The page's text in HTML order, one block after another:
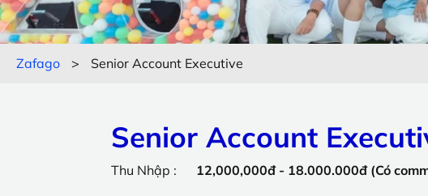
Zafago > Senior Account Executive
Senior Account
Thu Nhập : 12,000,000đ - 18.000.000đ (Có